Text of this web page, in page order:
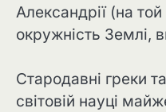
Александрії (на
окружність Землі,
Стародавні греки
світовій науці